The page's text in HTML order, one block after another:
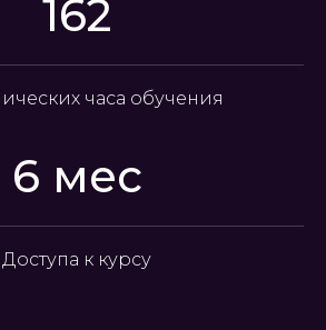
162
часа обучения
6 мес
Доступа к курсу